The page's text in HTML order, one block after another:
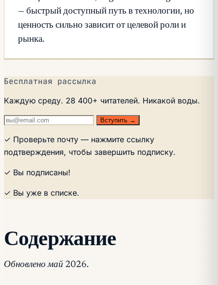
— быстрый доступный путь в технологии, но
ценность сильно зависит от целевой роли и
рынка.
Бесплатная рассылка
Каждую среду. 28 400+ читателей. Никакой воды.
Вступить →
✓ Проверьте почту — нажмите ссылку
подтверждения, чтобы завершить подписку.
✓ Вы подписаны!
✓ Вы уже в списке.
Содержание
Обновлено май 2026.